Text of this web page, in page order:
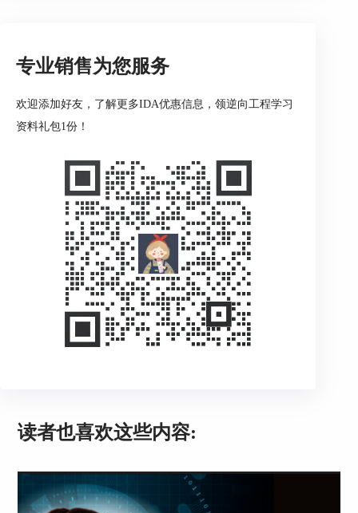
默认的分发函数，并没有太多可以分析：
专业销售为您服务
欢迎添加好友，了解更多IDA优惠信息，领逆向工程学习
资料礼包1份！
读者也喜欢这些内容: